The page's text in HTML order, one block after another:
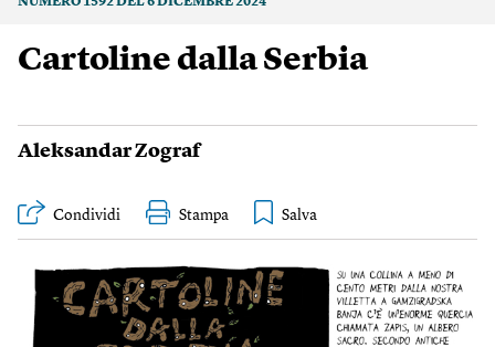
Cartoline dalla Serbia
Aleksandar Zograf
Condividi Stampa